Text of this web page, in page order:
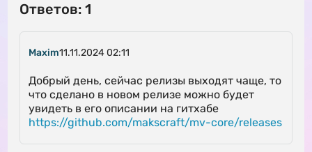
Ответов: 1
Maxim11.11.2024 02:11
Добрый день, сейчас релизы выходят чаще, то
что сделано в новом релизе можно будет
увидеть в его описании на гитхабе
https://github.com/makscraft/mv-core/releases